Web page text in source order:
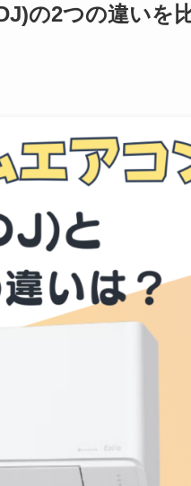
の2つの違いを